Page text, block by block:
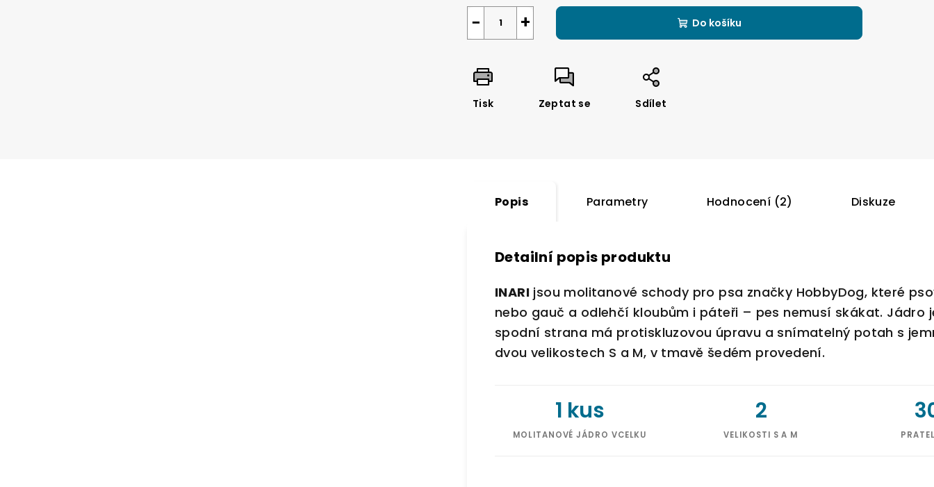
+
− Do košíku
Tisk Zeptat se Sdílet
Popis Parametry Hodnocení (2) Diskuze
Detailní popis produktu
INARI jsou molitanové schody pro psa značky HobbyDog, které
nebo gauč a odlehčí kloubům i páteři – pes nemusí skákat. Jádro
spodní strana má protiskluzovou úpravu a snímatelný potah s
dvou velikostech S a M, v tmavě šedém provedení.
1 kus
MOLITANOVÉ JÁDRO VCELKU
2
VELIKOSTI S A M